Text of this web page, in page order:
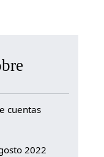
cuentas
2022